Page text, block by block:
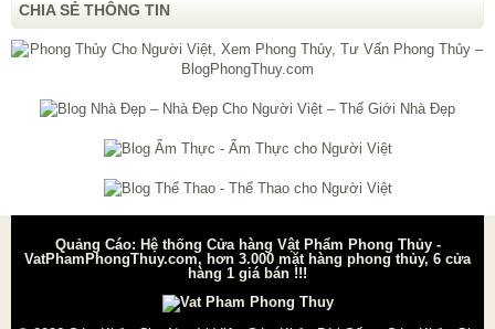
CHIA SẺ THÔNG TIN
Quảng Cáo: Hệ thống Cửa hàng Vật Phẩm Phong Thủy -
VatPhamPhongThuy.com, hơn 3.000 mặt hàng phong thủy, 6 cửa
hàng 1 giá bán !!!